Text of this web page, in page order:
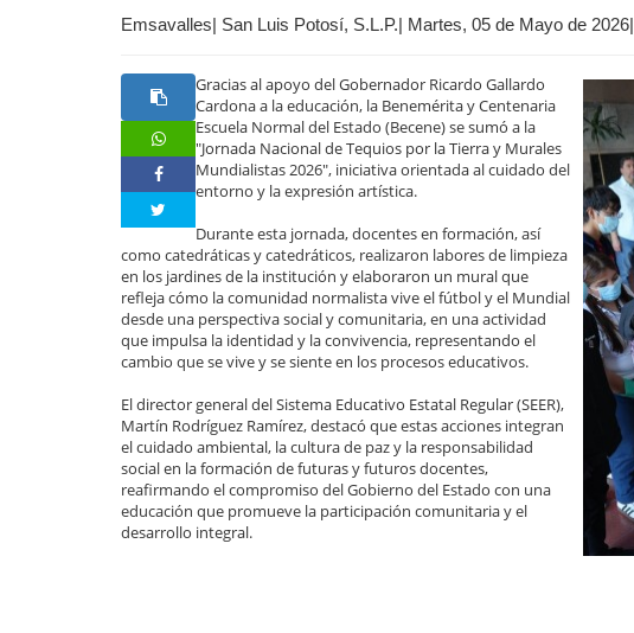
Emsavalles| San Luis Potosí, S.L.P.| Martes, 05 de Mayo de 2026|
Gracias al apoyo del Gobernador Ricardo Gallardo
Cardona a la educación, la Benemérita y Centenaria
Escuela Normal del Estado (Becene) se sumó a la
"Jornada Nacional de Tequios por la Tierra y Murales
Mundialistas 2026", iniciativa orientada al cuidado del
entorno y la expresión artística.
Durante esta jornada, docentes en formación, así
como catedráticas y catedráticos, realizaron labores de limpieza
en los jardines de la institución y elaboraron un mural que
refleja cómo la comunidad normalista vive el fútbol y el Mundial
desde una perspectiva social y comunitaria, en una actividad
que impulsa la identidad y la convivencia, representando el
cambio que se vive y se siente en los procesos educativos.
El director general del Sistema Educativo Estatal Regular (SEER),
Martín Rodríguez Ramírez, destacó que estas acciones integran
el cuidado ambiental, la cultura de paz y la responsabilidad
social en la formación de futuras y futuros docentes,
reafirmando el compromiso del Gobierno del Estado con una
educación que promueve la participación comunitaria y el
desarrollo integral.